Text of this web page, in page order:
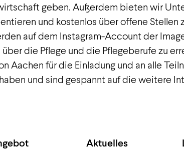
geben. Außerdem bieten wir
und kostenlos über offene Stellen
auf dem Instagram-Account der
die Pflege und die Pflegeberufe zu
Aachen für die Einladung und an alle
und sind gespannt auf die weitere
Aktuelles